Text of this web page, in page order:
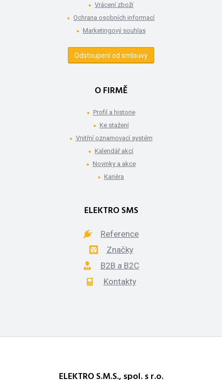
Vrácení zboží
Ochrana osobních informací
Marketingový souhlas
Odstoupení od smlouvy
O FIRMĚ
Profil a historie
Ke stažení
Vnitřní oznamovací systém
Kalendář akcí
Novinky a akce
Kariéra
ELEKTRO SMS
Reference
Značky
B2B a B2C
Kontakty
ELEKTRO S.M.S., spol. s r.o.